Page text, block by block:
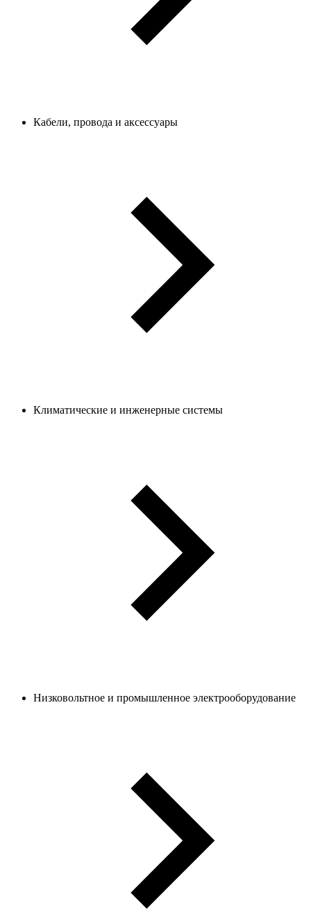
Кабели, провода и аксессуары
Климатические и инженерные системы
Низковольтное и промышленное электрооборудование